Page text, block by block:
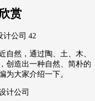
赏
计公司 42
然，通过陶、土、木、
创造出一种自然、简朴的
为大家介绍一下。